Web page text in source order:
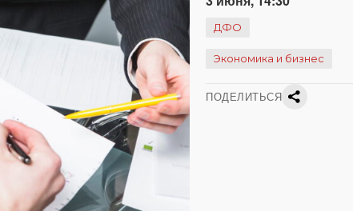
ДФО
Экономика и бизнес
ПОДЕЛИТЬСЯ